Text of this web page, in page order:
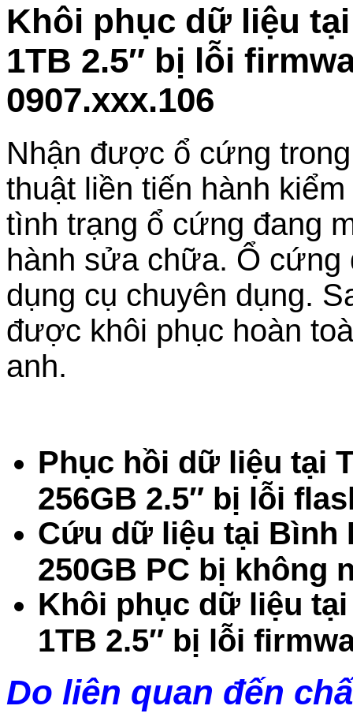
Khôi phục dữ liệu
1TB 2.5″ bị lỗi
0907.xxx.106
Nhận được ổ cứng
thuật liền tiến hành
tình trạng ổ cứng đang
hành sửa chữa. Ổ
dụng cụ chuyên dụng.
được khôi phục hoàn
anh.
Phục hồi dữ liệu tại
256GB 2.5″ bị lỗi
Cứu dữ liệu tại Bình
250GB PC bị không
Khôi phục dữ liệu
1TB 2.5″ bị lỗi
Do liên quan đến